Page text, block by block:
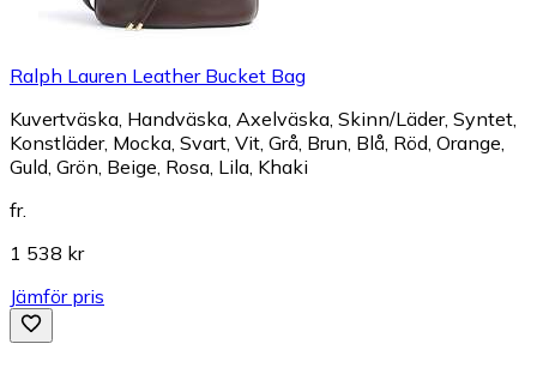
Ralph Lauren Leather Bucket Bag
Kuvertväska, Handväska, Axelväska, Skinn/Läder, Syntet,
Konstläder, Mocka, Svart, Vit, Grå, Brun, Blå, Röd, Orange,
Guld, Grön, Beige, Rosa, Lila, Khaki
fr.
1 538 kr
Jämför pris